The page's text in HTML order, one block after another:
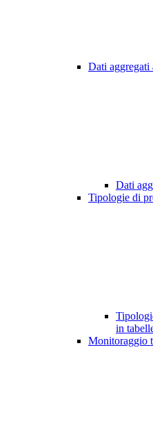
Dati aggregati
Dati
Tipologie di
in
Monitoraggio